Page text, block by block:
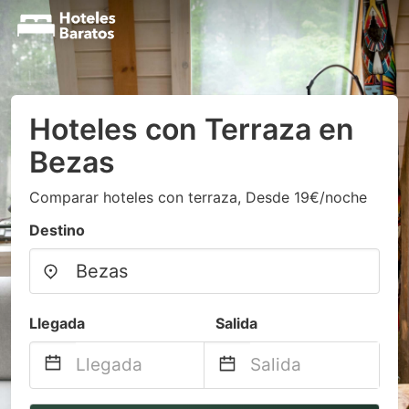
Hoteles con Terraza en
Bezas
Comparar hoteles con terraza, Desde 19€/noche
Destino
Llegada Salida
Navigate
Navigate